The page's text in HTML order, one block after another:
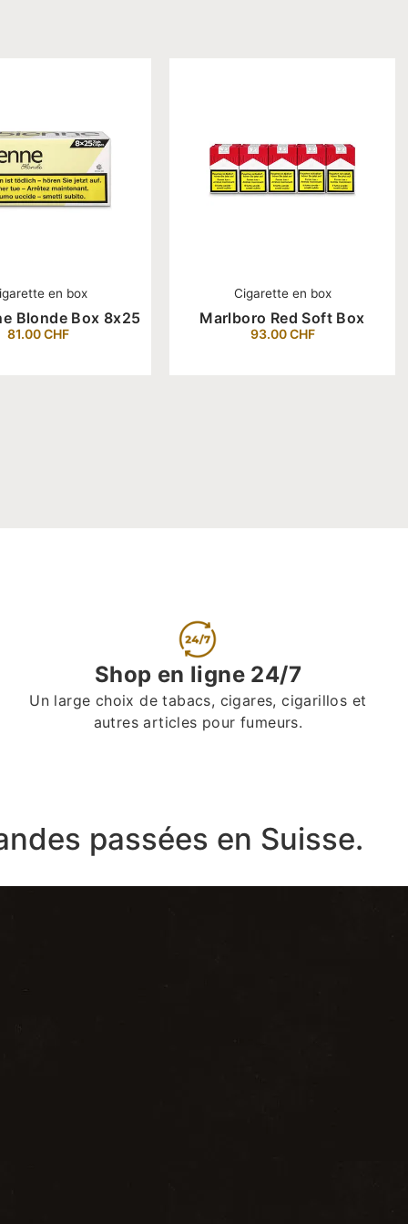
en box
Blonde Box 8x25
81.00CHF
Cigarette en box
Marlboro Red Soft Box
93.00CHF
Shop en ligne 24/7
Un large choix de tabacs, cigares, cigarillos et
autres articles pour fumeurs.
passées en Suisse.